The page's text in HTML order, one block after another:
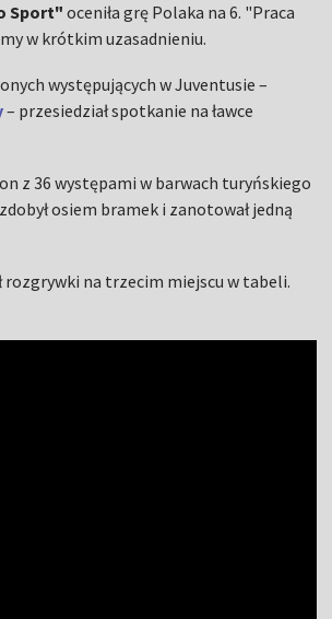
Sport" oceniła grę Polaka na 6. "Praca
w krótkim uzasadnieniu.
występujących w Juventusie –
– przesiedział spotkanie na ławce
z 36 występami w barwach turyńskiego
osiem bramek i zanotował jedną
rozgrywki na trzecim miejscu w tabeli.